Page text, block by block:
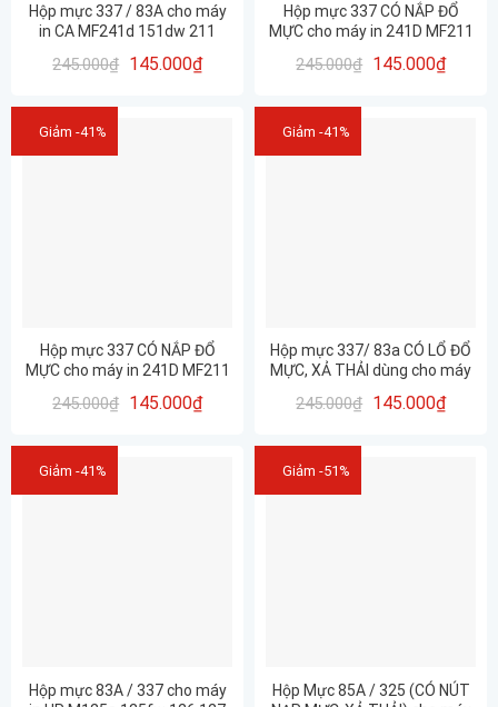
Hộp mực 337 / 83A cho máy
in CA MF241d 151dw 211
223d 226dn 227dw 229dw
245.000₫ 145.000₫
Hộp mực 337 CÓ NẮP ĐỔ
MỰC cho máy in 241D MF211
223D 226DN 227DW 229DW …
245.000₫ 145.000₫
Giảm -41%
Hộp mực 337 CÓ NẮP ĐỔ
MỰC cho máy in 241D MF211
223D 226DN 227DW 229DW …
245.000₫ 145.000₫
Giảm -41%
Hộp mực 337/ 83a CÓ LỔ ĐỔ
MỰC, XẢ THẢI dùng cho máy
– Canon 221D, 151DW,
245.000₫ 145.000₫
Giảm -41%
Hộp mực 83A / 337 cho máy
Giảm -51%
Hộp Mực 85A / 325 (CÓ NÚT